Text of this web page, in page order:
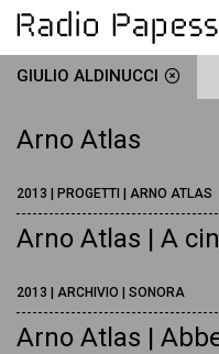
GIULIO ALDINUCCI
Arno Atlas
2013 | PROGETTI | ARNO ATLAS
Arno Atlas | A
2013 | ARCHIVIO | SONORA
Arno Atlas |